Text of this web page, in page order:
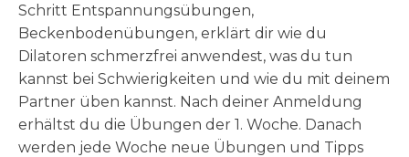
Schritt Entspannungsübungen,
Beckenbodenübungen, erklärt dir wie du
Dilatoren schmerzfrei anwendest, was du tun
kannst bei Schwierigkeiten und wie du mit deinem
Partner üben kannst. Nach deiner Anmeldung
erhältst du die Übungen der 1. Woche. Danach
werden jede Woche neue Übungen und Tipps